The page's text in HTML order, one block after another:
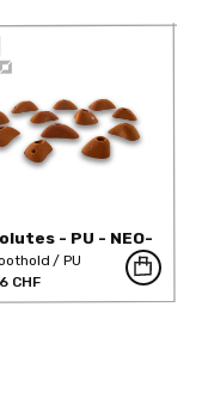
- PU - NEO-
PU
CHF